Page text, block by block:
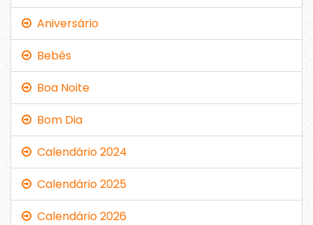
Aniversário
Bebês
Boa Noite
Bom Dia
Calendário 2024
Calendário 2025
Calendário 2026